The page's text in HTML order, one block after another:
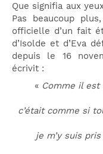
Que signifia aux
Pas beaucoup
officielle d’un fait
d’Isolde et d’Eva
depuis le 16
écrivit :
« Comme il est
c’était comme si
je m’y suis